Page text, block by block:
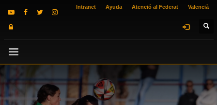
Intranet Ayuda Atenció al Federat Valencià